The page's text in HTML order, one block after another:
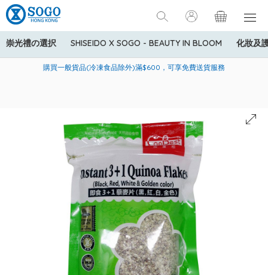
崇光禮の選択 SHISEIDO X SOGO - BEAUTY IN BLOOM 化妝及
美國運通Explorer®信用卡會員購物禮遇：高達5%簽賬回贈！
購買一般貨品(冷凍食品除外)滿$600，可享免費送貨服務
寄送中國內地服務只適用於指定商品，若訂單金額少於HK$600(折